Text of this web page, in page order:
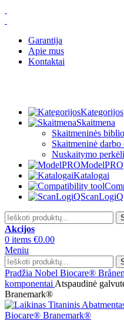
Garantija
Apie mus
Kontaktai
Kategorijos
Skaitmena
Skaitmeninės
Skaitmeninė darbo
Nuskaitymo
ModelPRO
Katalogai
ScanLogiQ
Akcijos
0 items €0.00
Meniu
Pradžia Nobel Biocare®
komponentai Atspaudinė
Branemark®